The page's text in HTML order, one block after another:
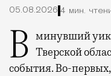
05.08.2026 4 мин.
В минувший уикенд маленькая Старица в Тверской
события. Во-